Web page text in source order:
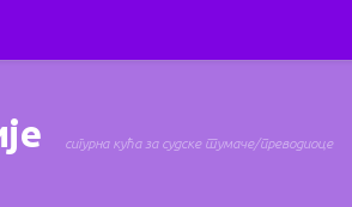
сигурна кућа за судске тумаче/преводиоце